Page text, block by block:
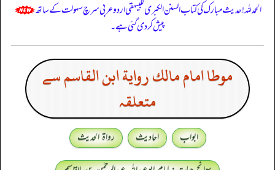
الحمدللہ! حدیث مبارک کی کتاب السنن الكبرى للبيهقي اردو عربی سرچ سہولت کے ساتھ
پیش کر دی گئی ہے۔
موطا امام مالك رواية ابن القاسم سے
متعلقہ
ابواب احادیث
رواۃ الحدیث